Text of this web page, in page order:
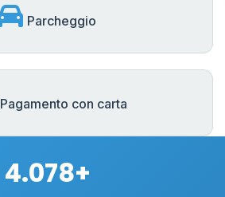
Parcheggio
Pagamento con carta
4.078+